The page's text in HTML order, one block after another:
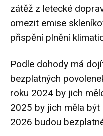
zátěž z letecké
omezit emise
přispění plnění
Podle dohody má
bezplatných
roku 2024 by jich
2025 by jich měla
2026 budou